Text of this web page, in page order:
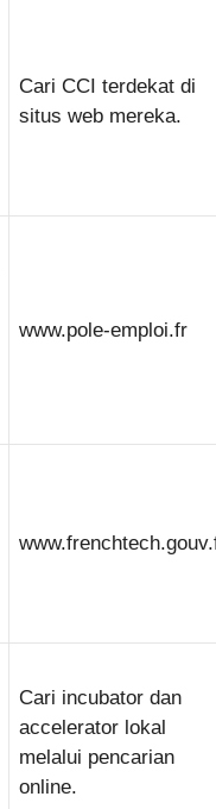
Cari CCI terdekat di
situs web mereka.
www.pole-emploi.fr
Cari incubator dan
accelerator lokal
melalui pencarian
online.